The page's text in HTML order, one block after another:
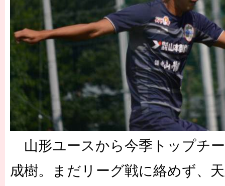
［3219号］特別な覇者へ 大逆転か連破か
［3220号］伝説の王者、黄金のシャーレ
山形ユースから今季トップチ
成樹。まだリーグ戦に絡めず、